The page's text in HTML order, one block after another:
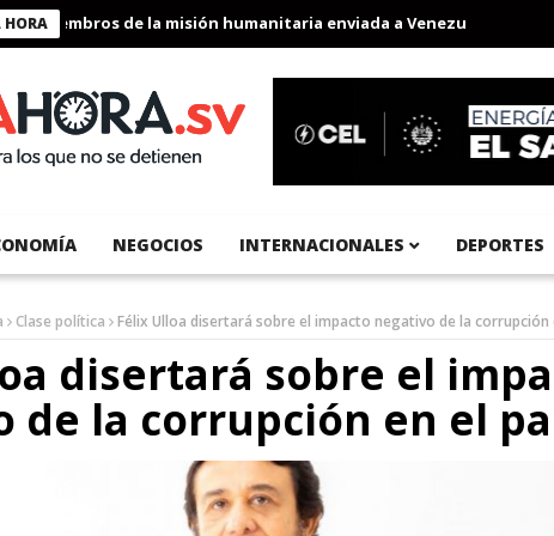
de la misión humanitaria enviada a Venezuela
NEGOCIOS INTERNACIONALES DEPORTES
Clase política Félix Ulloa disertará sobre el impacto negativo de la corrupción
disertará sobre el
de la corrupción en el